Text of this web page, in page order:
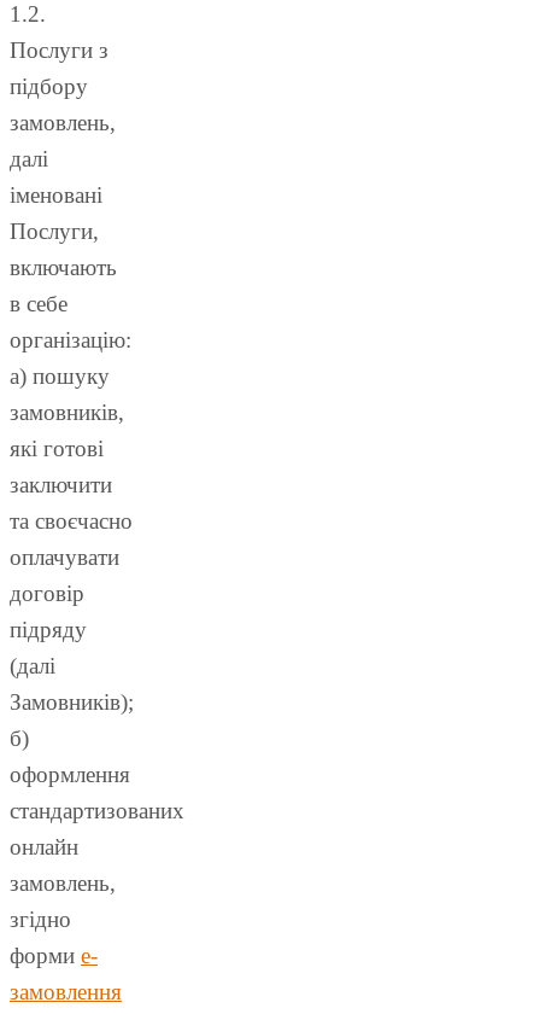
1.2.
Послуги з
підбору
замовлень,
далі
іменовані
Послуги,
включають
в себе
організацію:
а) пошуку
замовників,
які готові
заключити
та своєчасно
оплачувати
договір
підряду
(далі
Замовників);
б)
оформлення
стандартизованих
онлайн
замовлень,
згідно
форми е-
замовлення